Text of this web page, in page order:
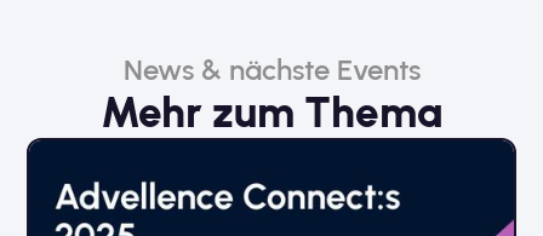
News & nächste Events
Mehr zum Thema